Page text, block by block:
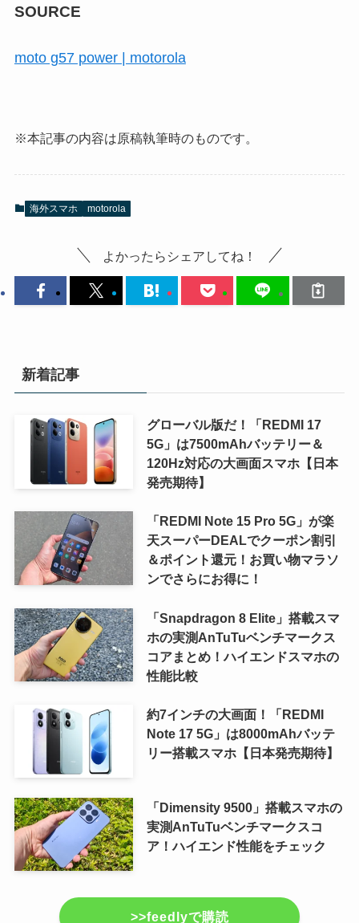
SOURCE
moto g57 power | motorola
※本記事の内容は原稿執筆時のものです。
海外スマホ motorola
よかったらシェアしてね！
新着記事
グローバル版だ！「REDMI 17
5G」は7500mAhバッテリー＆
120Hz対応の大画面スマホ【日本
発売期待】
「REDMI Note 15 Pro 5G」が楽
天スーパーDEALでクーポン割引
＆ポイント還元！お買い物マラソ
ンでさらにお得に！
「Snapdragon 8 Elite」搭載スマ
ホの実測AnTuTuベンチマークス
コアまとめ！ハイエンドスマホの
性能比較
約7インチの大画面！「REDMI
Note 17 5G」は8000mAhバッテ
リー搭載スマホ【日本発売期待】
「Dimensity 9500」搭載スマホの
実測AnTuTuベンチマークスコ
ア！ハイエンド性能をチェック
>>feedlyで購読